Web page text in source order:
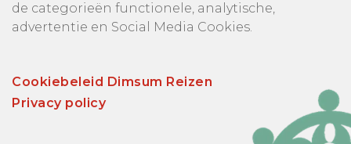
de categorieën functionele, analytische,
advertentie en Social Media Cookies.
Cookiebeleid Dimsum Reizen
Privacy policy